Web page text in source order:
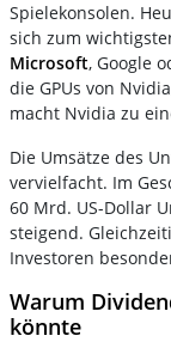
Spielekonsolen.
sich zum
Microsoft, Google
die GPUs von
macht Nvidia zu
Die Umsätze des
vervielfacht. Im
60 Mrd. US-Dollar
steigend.
Investoren
Warum
könnte